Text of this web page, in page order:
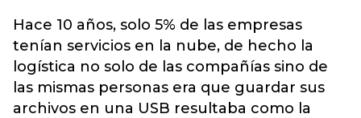
Hace 10 años, solo 5% de las empresas
tenían servicios en la nube, de hecho la
logística no solo de las compañías sino de
las mismas personas era que guardar sus
archivos en una USB resultaba como la